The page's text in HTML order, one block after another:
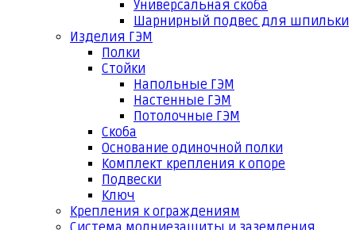
Универсальная скоба
Шарнирный подвес для шпильки
Изделия ГЭМ
Полки
Стойки
Напольные ГЭМ
Настенные ГЭМ
Потолочные ГЭМ
Скоба
Основание одиночной полки
Комплект крепления к опоре
Подвески
Ключ
Крепления к ограждениям